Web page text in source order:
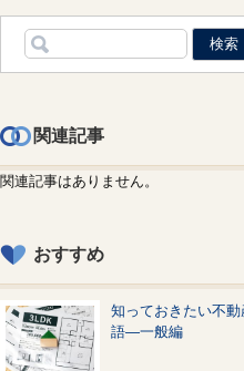
関連記事
関連記事はありません。
おすすめ
知っておきたい不動
語—一般編